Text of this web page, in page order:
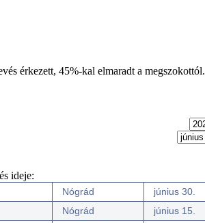
érkezett, 45%-kal elmaradt a megszokottól.
ideje:
Nógrád június 30.
Nógrád június 15.